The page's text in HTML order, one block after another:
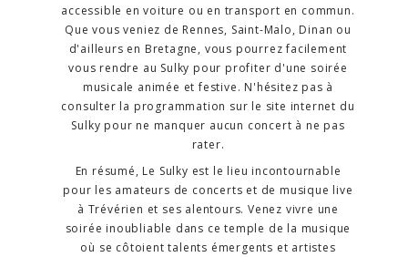
accessible en voiture ou en transport en commun.
Que vous veniez de Rennes, Saint-Malo, Dinan ou
d'ailleurs en Bretagne, vous pourrez facilement
vous rendre au Sulky pour profiter d'une soirée
musicale animée et festive. N'hésitez pas à
consulter la programmation sur le site internet du
Sulky pour ne manquer aucun concert à ne pas
rater.
En résumé, Le Sulky est le lieu incontournable
pour les amateurs de concerts et de musique live
à Trévérien et ses alentours. Venez vivre une
soirée inoubliable dans ce temple de la musique
où se côtoient talents émergents et artistes